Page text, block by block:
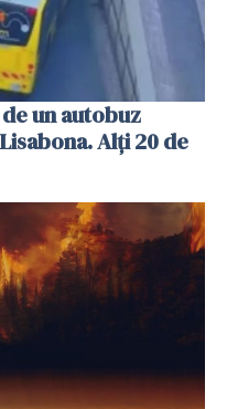
un autobuz
Alți 20 de